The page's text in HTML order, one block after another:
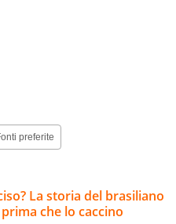
preferite
La storia del brasiliano
che lo caccino